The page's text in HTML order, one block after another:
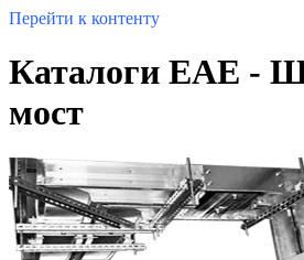
Перейти к контенту
Каталоги EAE -
мост